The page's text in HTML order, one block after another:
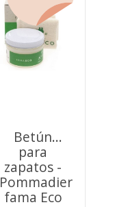
Betún
para
zapatos -
Pommadier
fama Eco